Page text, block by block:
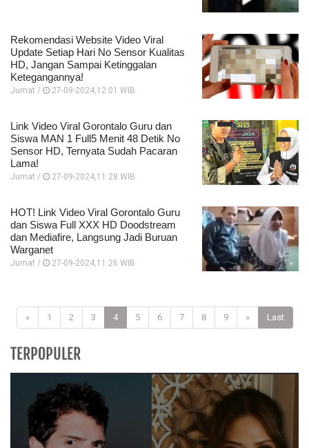
Rekomendasi Website Video Viral
Update Setiap Hari No Sensor Kualitas
HD, Jangan Sampai Ketinggalan
Ketegangannya!
Jumat / 27-09-2024,12:01 WIB
Link Video Viral Gorontalo Guru dan
Siswa MAN 1 Full5 Menit 48 Detik No
Sensor HD, Ternyata Sudah Pacaran
Lama!
Jumat / 27-09-2024,11:28 WIB
HOT! Link Video Viral Gorontalo Guru
dan Siswa Full XXX HD Doodstream
dan Mediafire, Langsung Jadi Buruan
Warganet
Jumat / 27-09-2024,11:26 WIB
« 1 2 3 4 5 6 7 8 9 » Last
TERPOPULER